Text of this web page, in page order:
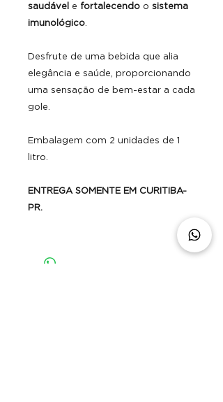
saudável e fortalecendo o sistema
imunológico.
Desfrute de uma bebida que alia
elegância e saúde, proporcionando
uma sensação de bem-estar a cada
gole.
Embalagem com 2 unidades de 1
litro.
ENTREGA SOMENTE EM CURITIBA-
PR.